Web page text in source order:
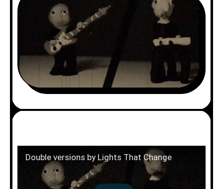
Double versions by Lights That Change